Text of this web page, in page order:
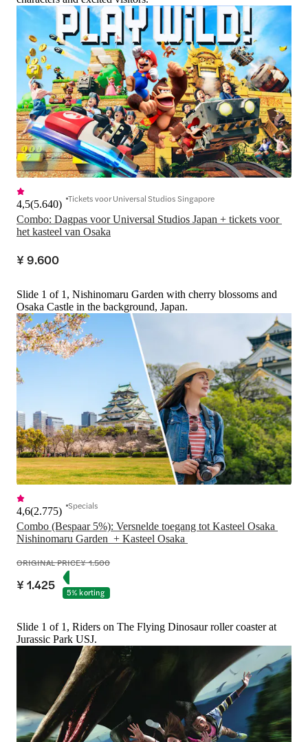
Combo: Dagpas voor Universal Studios Japan + tickets voor
het kasteel van Osaka
4,5(5.640) Tickets voor Universal Studios Singapore
¥ 9.600
Slide 1 of 1, Nishinomaru Garden with cherry blossoms and
Osaka Castle in the background, Japan.
Combo (Bespaar 5%): Versnelde toegang tot Kasteel Osaka
4,6(2.775) Specials
ORIGINAL PRICE¥ 1.500
¥ 1.425 5% korting
Slide 1 of 1, Riders on The Flying Dinosaur roller coaster at
Jurassic Park USJ.